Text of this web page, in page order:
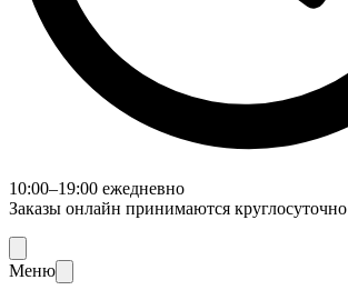
10:00–19:00 ежедневно
Заказы онлайн принимаются круглосуточно
Меню